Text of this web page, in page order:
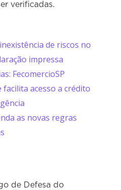
verificadas.
de riscos no
impressa
FecomercioSP
acesso a crédito
as novas regras
de Defesa do